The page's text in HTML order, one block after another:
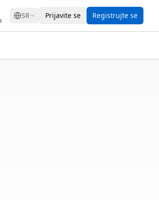
SR Prijavite se Registrujte se